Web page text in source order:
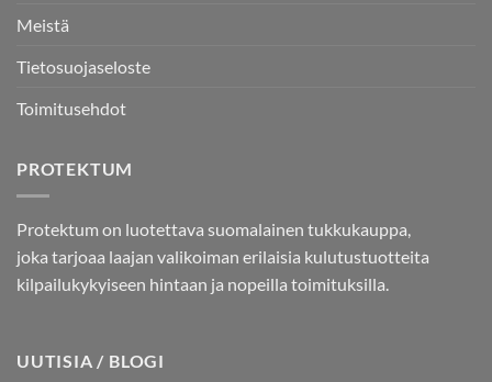
Meistä
Tietosuojaseloste
Toimitusehdot
PROTEKTUM
Protektum on luotettava suomalainen tukkukauppa,
joka tarjoaa laajan valikoiman erilaisia kulutustuotteita
kilpailukykyiseen hintaan ja nopeilla toimituksilla.
UUTISIA / BLOGI